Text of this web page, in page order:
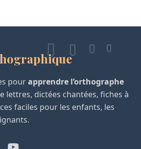
pourapprendre l’orthographe
lettres, dictées chantées, fiches à
faciles pour les enfants, les